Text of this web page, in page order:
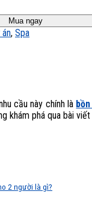
Mua ngay
, Spa
cầu này chính là
khám phá qua bài viết
2 người là gì?